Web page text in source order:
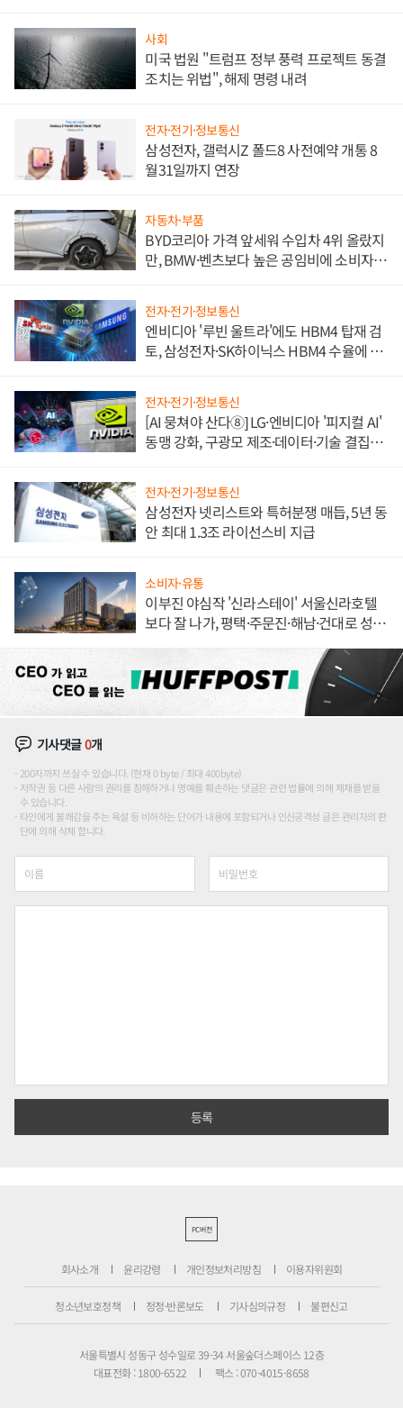
사회
미국 법원 "트럼프 정부 풍력 프로젝트 동결
조치는 위법", 해제 명령 내려
전자·전기·정보통신
삼성전자, 갤럭시Z 폴드8 사전예약 개통 8
월31일까지 연장
자동차·부품
BYD코리아 가격 앞세워 수입차 4위 올랐지
만, BMW·벤츠보다 높은 공임비에 소비자
전자·전기·정보통신
엔비디아 '루빈 울트라'에도 HBM4 탑재 검
토, 삼성전자·SK하이닉스 HBM4 수율에 주
전자·전기·정보통신
[AI 뭉쳐야 산다⑧] LG·엔비디아 '피지컬 AI'
동맹 강화, 구광모 제조·데이터·기술 결집
전자·전기·정보통신
삼성전자 넷리스트와 특허분쟁 매듭, 5년 동
안 최대 1.3조 라이선스비 지급
소비자·유통
이부진 야심작 '신라스테이' 서울신라호텔
보다 잘 나가, 평택·주문진·해남·건대로 성
기사댓글0개
200자까지 쓰실 수 있습니다. (현재 0 byte / 최대 400byte)
저작권 등 다른 사람의 권리를 침해하거나 명예를 훼손하는 댓글은 관련 법률에 의해 제재를 받을
수 있습니다.
타인에게 불쾌감을 주는 욕설 등 비하하는 단어가 내용에 포함되거나 인신공격성 글은 관리자의 판
단에 의해 삭제 합니다.
PC버전
회사소개 윤리강령 개인정보처리방침 이용자위원회
청소년보호정책 정정·반론보도 기사심의규정 불편신고
서울특별시 성동구 성수일로 39-34 서울숲더스페이스 12층
대표전화 : 1800-6522
팩스 : 070-4015-8658